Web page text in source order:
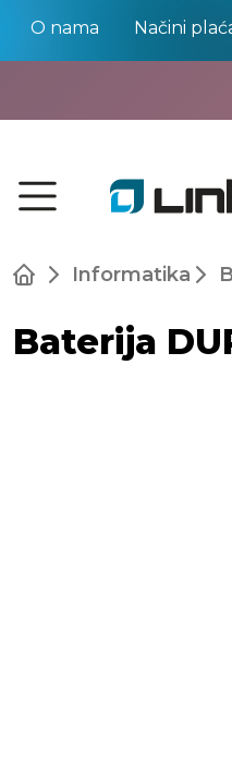
O nama Načini
Informatika
Baterija